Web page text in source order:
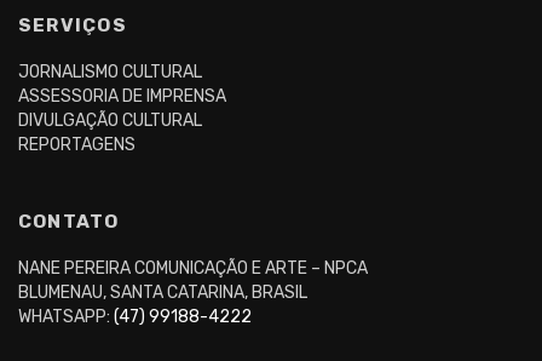
SERVIÇOS
JORNALISMO CULTURAL
ASSESSORIA DE IMPRENSA
DIVULGAÇÃO CULTURAL
REPORTAGENS
CONTATO
NANE PEREIRA COMUNICAÇÃO E ARTE – NPCA
BLUMENAU, SANTA CATARINA, BRASIL
WHATSAPP: (47) 99188-4222